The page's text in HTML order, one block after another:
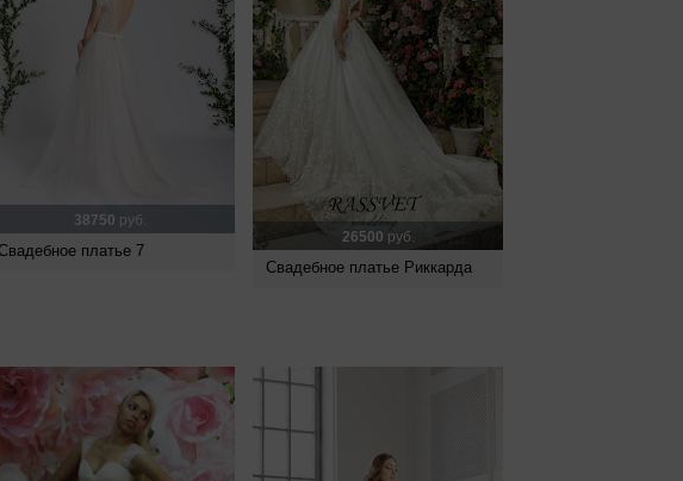
38750 руб.
Свадебное платье 7
26500 руб.
Свадебное платье Риккарда